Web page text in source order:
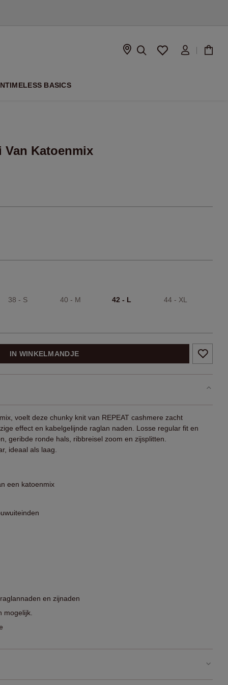
TIMELESS BASICS
Van Katoenmix
38 - S 40 - M 42 - L 44 - XL
IN WINKELMANDJE
voelt deze chunky knit van REPEAT cashmere zacht
effect en kabelgelijnde raglan naden. Losse regular fit en
geribde ronde hals, ribbreisel zoom en zijsplitten.
ideaal als laag.
een katoenmix
en zijnaden
mogelijk.